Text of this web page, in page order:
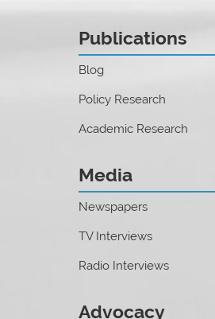
Publications
Blog
Policy Research
Academic Research
Media
Newspapers
TV Interviews
Radio Interviews
Advocacy